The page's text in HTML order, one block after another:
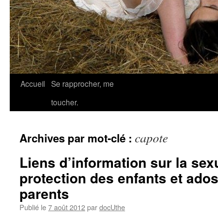
Accueil Se rapprocher, me
toucher.
Archives par mot-clé : capote
Liens d’information sur la
protection des enfants et
parents
Publié le7 août 2012pardocUthe